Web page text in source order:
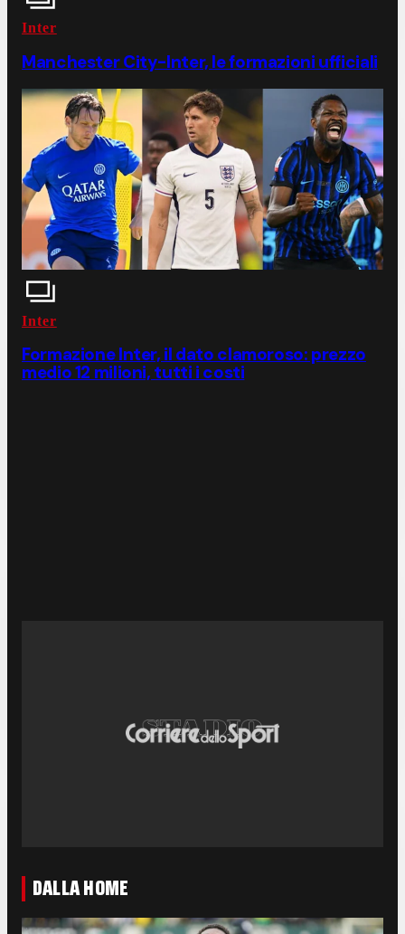
Inter
Manchester City-Inter, le formazioni ufficiali
Inter
Formazione Inter, il dato clamoroso: prezzo
medio 12 milioni, tutti i costi
DALLA HOME